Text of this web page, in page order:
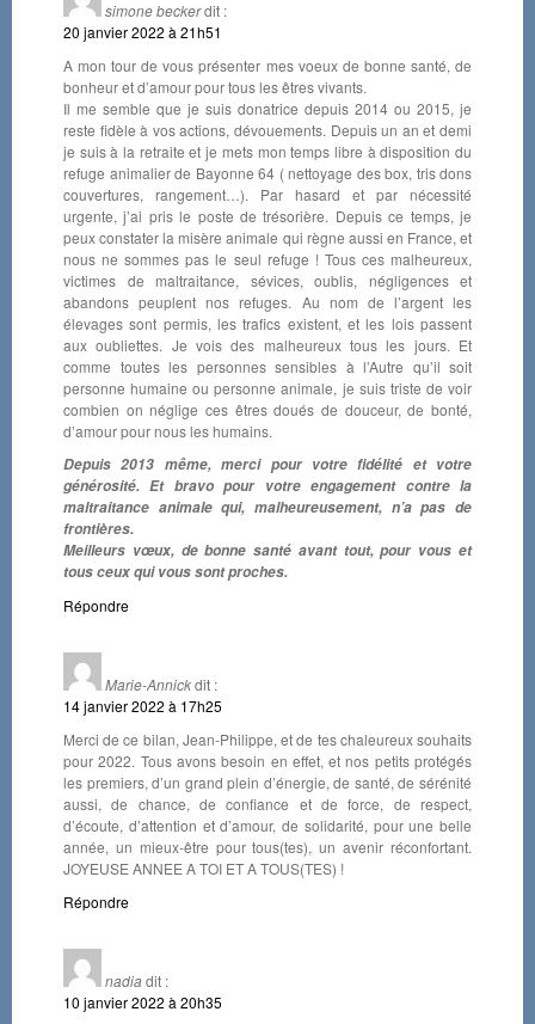
simone beckerdit :
20 janvier 2022 à 21h51
A mon tour de vous présenter mes voeux de bonne santé, de
bonheur et d’amour pour tous les êtres vivants.
Il me semble que je suis donatrice depuis 2014 ou 2015, je
reste fidèle à vos actions, dévouements. Depuis un an et demi
je suis à la retraite et je mets mon temps libre à disposition du
refuge animalier de Bayonne 64 ( nettoyage des box, tris dons
couvertures, rangement…). Par hasard et par nécessité
urgente, j’ai pris le poste de trésorière. Depuis ce temps, je
peux constater la misère animale qui règne aussi en France, et
nous ne sommes pas le seul refuge ! Tous ces malheureux,
victimes de maltraitance, sévices, oublis, négligences et
abandons peuplent nos refuges. Au nom de l’argent les
élevages sont permis, les trafics existent, et les lois passent
aux oubliettes. Je vois des malheureux tous les jours. Et
comme toutes les personnes sensibles à l’Autre qu’il soit
personne humaine ou personne animale, je suis triste de voir
combien on néglige ces êtres doués de douceur, de bonté,
d’amour pour nous les humains.
Depuis 2013 même, merci pour votre fidélité et votre
générosité. Et bravo pour votre engagement contre la
maltraitance animale qui, malheureusement, n’a pas de
frontières.
Meilleurs vœux, de bonne santé avant tout, pour vous et
tous ceux qui vous sont proches.
Répondre
Marie-Annickdit :
14 janvier 2022 à 17h25
Merci de ce bilan, Jean-Philippe, et de tes chaleureux souhaits
pour 2022. Tous avons besoin en effet, et nos petits protégés
les premiers, d’un grand plein d’énergie, de santé, de sérénité
aussi, de chance, de confiance et de force, de respect,
d’écoute, d’attention et d’amour, de solidarité, pour une belle
année, un mieux-être pour tous(tes), un avenir réconfortant.
JOYEUSE ANNEE A TOI ET A TOUS(TES) !
Répondre
nadia dit :
10 janvier 2022 à 20h35